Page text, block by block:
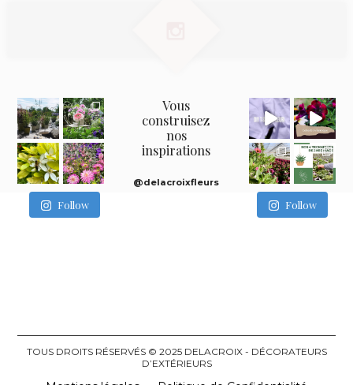
Follow
Vous
construisez
nos
inspirations
@delacroixfleurs
Follow
TOUS DROITS RÉSERVÉS © 2025 DELACROIX - DÉCORATEURS
D’EXTÉRIEURS